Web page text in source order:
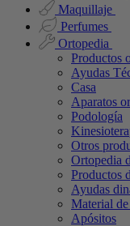
Maquillaje
Perfumes
Ortopedia
Productos
Ayudas
Casa
Aparatos
Podología
Otros
Ortopedia
Productos
Ayudas
Material de
Apósitos